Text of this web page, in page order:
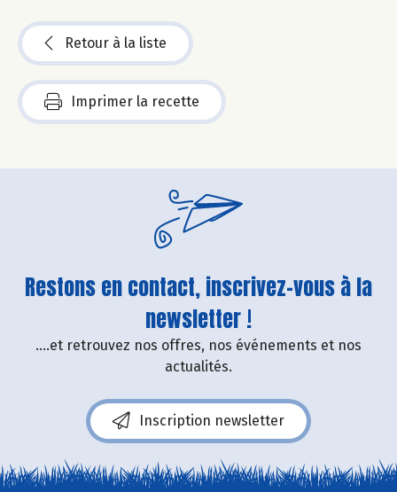
Retour à la liste
Imprimer la recette
Restons en contact, inscrivez-vous à la
newsletter !
....et retrouvez nos offres, nos événements et nos
actualités.
Inscription newsletter